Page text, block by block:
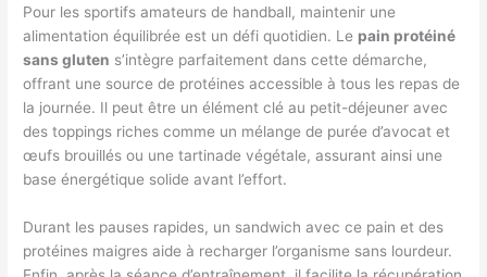
Pour les sportifs amateurs de handball, maintenir une
alimentation équilibrée est un défi quotidien. Le pain protéiné
sans gluten s’intègre parfaitement dans cette démarche,
offrant une source de protéines accessible à tous les repas de
la journée. Il peut être un élément clé au petit-déjeuner avec
des toppings riches comme un mélange de purée d’avocat et
œufs brouillés ou une tartinade végétale, assurant ainsi une
base énergétique solide avant l’effort.
Durant les pauses rapides, un sandwich avec ce pain et des
protéines maigres aide à recharger l’organisme sans lourdeur.